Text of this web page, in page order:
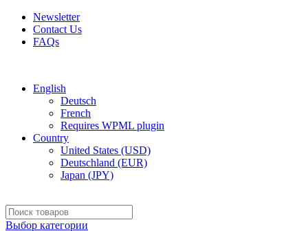
Newsletter
Contact Us
FAQs
English
Deutsch
French
Requires WPML plugin
Country
United States (USD)
Deutschland (EUR)
Japan (JPY)
Выбор категории